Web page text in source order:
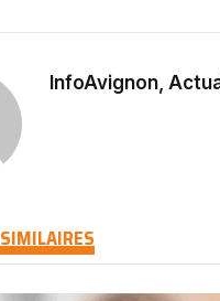
InfoAvignon,
SIMILAIRES